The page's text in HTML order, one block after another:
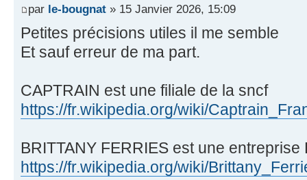
par le-bougnat » 15 Janvier 2026, 15:09
Petites précisions utiles il me semble
Et sauf erreur de ma part.
CAPTRAIN est une filiale de la sncf
https://fr.wikipedia.org/wiki/
BRITTANY FERRIES est une entreprise
https://fr.wikipedia.org/wiki/